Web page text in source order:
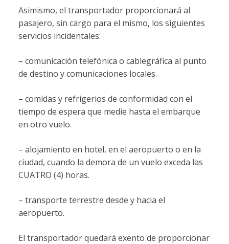
Asimismo, el transportador proporcionará al
pasajero, sin cargo para el mismo, los siguientes
servicios incidentales:
– comunicación telefónica o cablegráfica al punto
de destino y comunicaciones locales.
– comidas y refrigerios de conformidad con el
tiempo de espera que medie hasta el embarque
en otro vuelo.
– alojamiento en hotel, en el aeropuerto o en la
ciudad, cuando la demora de un vuelo exceda las
CUATRO (4) horas.
– transporte terrestre desde y hacia el
aeropuerto.
El transportador quedará exento de proporcionar